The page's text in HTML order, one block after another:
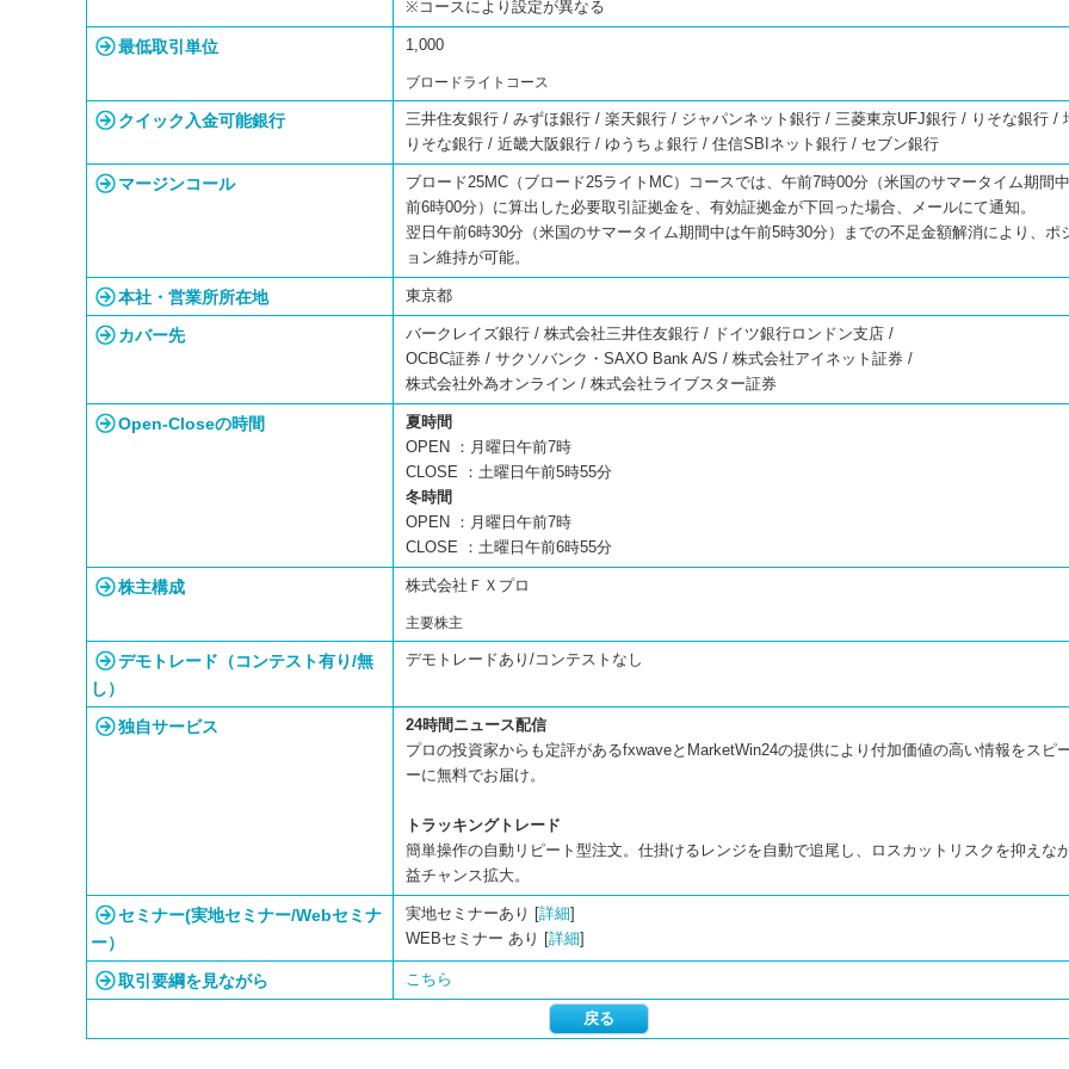
※コースにより設定が異なる
最低取引単位 1,000
ブロードライトコース
クイック入金可能銀行
三井住友銀行 / みずほ銀行 / 楽天銀行 / ジャパンネット銀行 / 三菱東京UFJ銀行 / りそな銀行 /
りそな銀行 / 近畿大阪銀行 / ゆうちょ銀行 / 住信SBIネット銀行 / セブン銀行
マージンコール
ブロード25MC（ブロード25ライトMC）コースでは、午前7時00分（米国のサマータイム期間
前6時00分）に算出した必要取引証拠金を、有効証拠金が下回った場合、メールにて通知。
翌日午前6時30分（米国のサマータイム期間中は午前5時30分）までの不足金額解消により、ポ
ョン維持が可能。
本社・営業所所在地 東京都
カバー先
バークレイズ銀行 / 株式会社三井住友銀行 / ドイツ銀行ロンドン支店 /
OCBC証券 / サクソバンク・SAXO Bank A/S / 株式会社アイネット証券 /
株式会社外為オンライン / 株式会社ライブスター証券
Open-Closeの時間
夏時間
OPEN ：月曜日午前7時
CLOSE ：土曜日午前5時55分
冬時間
OPEN ：月曜日午前7時
CLOSE ：土曜日午前6時55分
株主構成 株式会社ＦＸプロ
主要株主
デモトレード（コンテスト有り/無
し）
デモトレードあり/コンテストなし
独自サービス
24時間ニュース配信
プロの投資家からも定評があるfxwaveとMarketWin24の提供により付加価値の高い情報をスピ
ーに無料でお届け。
トラッキングトレード
簡単操作の自動リピート型注文。仕掛けるレンジを自動で追尾し、ロスカットリスクを抑えな
益チャンス拡大。
セミナー(実地セミナー/Webセミナ
ー）
実地セミナーあり [詳細
WEBセミナー あり [詳細
取引要綱を見ながら こちら